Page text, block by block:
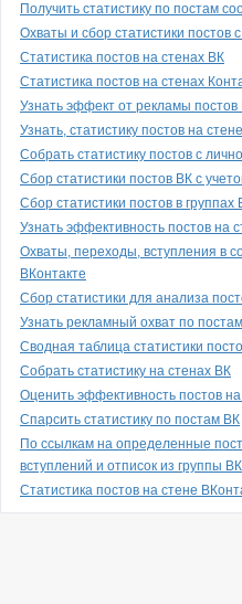
Получить статистику по постам
Охваты и сбор статистики постов
Статистика постов на стенах ВК
Статистика постов на стенах
Узнать эффект от рекламы постов
Узнать, статистику постов на
Собрать статистику постов с
Сбор статистики постов ВК с
Сбор статистики постов в группах
Узнать эффективность постов на
Охваты, переходы, вступления в
ВКонтакте
Сбор статистики для анализа
Узнать рекламный охват по
Сводная таблица статистики
Собрать статистику на стенах ВК
Оценить эффективность постов
Спарсить статистику по постам ВК
По ссылкам на определенные
вступлений и отписок из группы ВК
Статистика постов на стене